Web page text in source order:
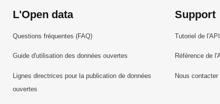
L'Open data
Questions fréquentes (FAQ)
Guide d'utilisation des données ouvertes
Lignes directrices pour la publication de données
ouvertes
Support
Tutoriel de l'API
Référence de
Nous contacter